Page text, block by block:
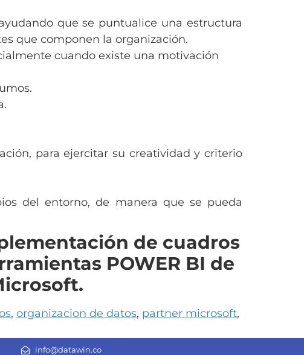
que se puntualice una estructura
que componen la organización.
cuando existe una motivación
para ejercitar su creatividad y criterio
del entorno, de manera que se pueda
de cuadros
POWER BI de
, organizacion de datos, partner microsoft,
info@datawin.co